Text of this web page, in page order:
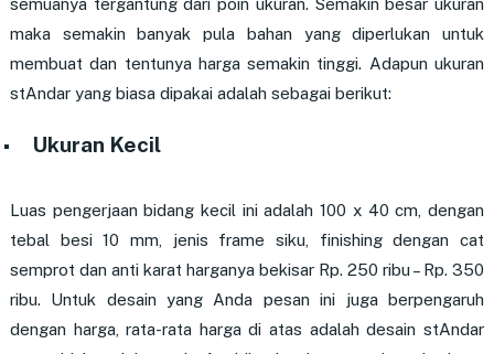
semuanya tergantung dari poin ukuran. Semakin besar ukuran
maka semakin banyak pula bahan yang diperlukan untuk
membuat dan tentunya harga semakin tinggi. Adapun ukuran
stAndar yang biasa dipakai adalah sebagai berikut:
Ukuran Kecil
Luas pengerjaan bidang kecil ini adalah 100 x 40 cm, dengan
tebal besi 10 mm, jenis frame siku, finishing dengan cat
semprot dan anti karat harganya bekisar Rp. 250 ribu – Rp. 350
ribu. Untuk desain yang Anda pesan ini juga berpengaruh
dengan harga, rata-rata harga di atas adalah desain stAndar